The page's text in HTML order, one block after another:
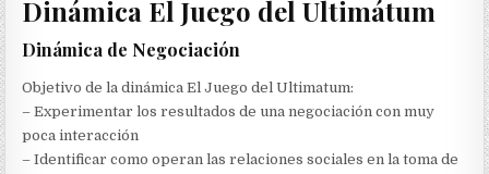
Dinámica El Juego del Ultimátum
Dinámica de Negociación
Objetivo de la dinámica El Juego del Ultimatum:
– Experimentar los resultados de una negociación con muy
poca interacción
– Identificar como operan las relaciones sociales en la toma de